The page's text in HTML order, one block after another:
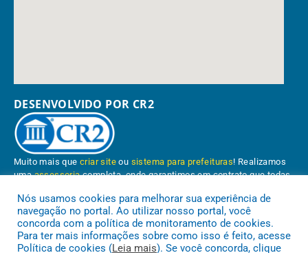
DESENVOLVIDO POR CR2
Muito mais quecriar site ou sistema para prefeituras! Realizamos
umaassessoriacompleta, onde garantimos em contrato que todas
Conheça oPNTP e oRadar da Transparência Pública
Nós usamos cookies para melhorar sua experiência de
navegação no portal. Ao utilizar nosso portal, você
concorda com a política de monitoramento de cookies.
Para ter mais informações sobre como isso é feito, acesse
Política de cookies (Leia mais). Se você concorda, clique